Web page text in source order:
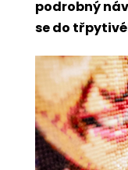
podrobný
se do